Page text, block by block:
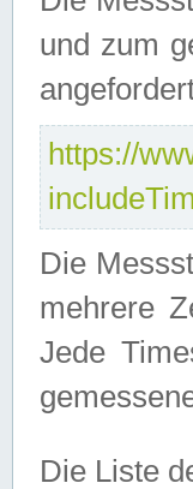
und zum
https://
Die
mehrere
Jede
Die Liste